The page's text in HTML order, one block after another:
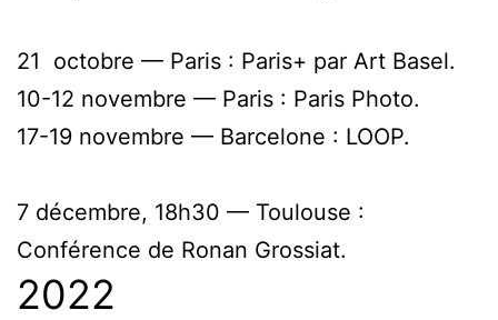
21 octobre — Paris : Paris+ par Art Basel.
10-12 novembre — Paris : Paris Photo.
17-19 novembre — Barcelone : LOOP.
7 décembre, 18h30 — Toulouse :
Conférence de Ronan Grossiat.
2022